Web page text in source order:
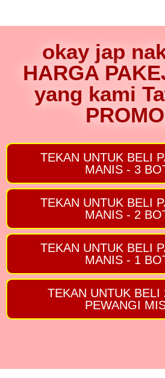
okay jap
HARGA
yang kami
TEKAN UNTUK BELI
MANIS - 3
TEKAN UNTUK BELI
MANIS - 2
TEKAN UNTUK BELI
MANIS - 1
TEKAN UNTUK BELI
PEWANGI